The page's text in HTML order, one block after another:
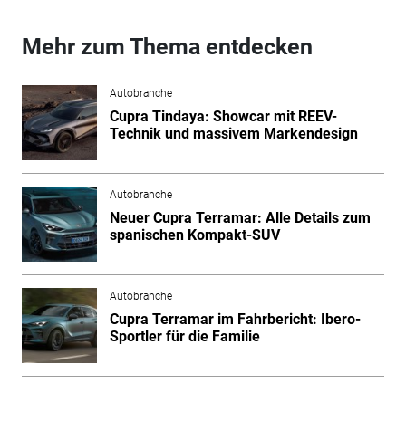
Mehr zum Thema entdecken
Autobranche
Cupra Tindaya: Showcar mit REEV-
Technik und massivem Markendesign
Autobranche
Neuer Cupra Terramar: Alle Details zum
spanischen Kompakt-SUV
Autobranche
Cupra Terramar im Fahrbericht: Ibero-
Sportler für die Familie